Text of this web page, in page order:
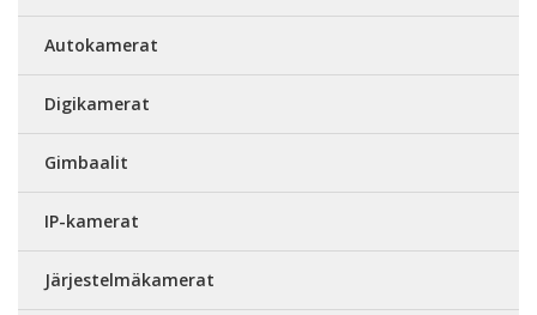
Autokamerat
Digikamerat
Gimbaalit
IP-kamerat
Järjestelmäkamerat